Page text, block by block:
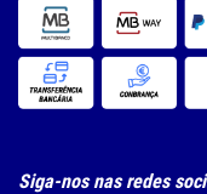
Siga-nos nas redes